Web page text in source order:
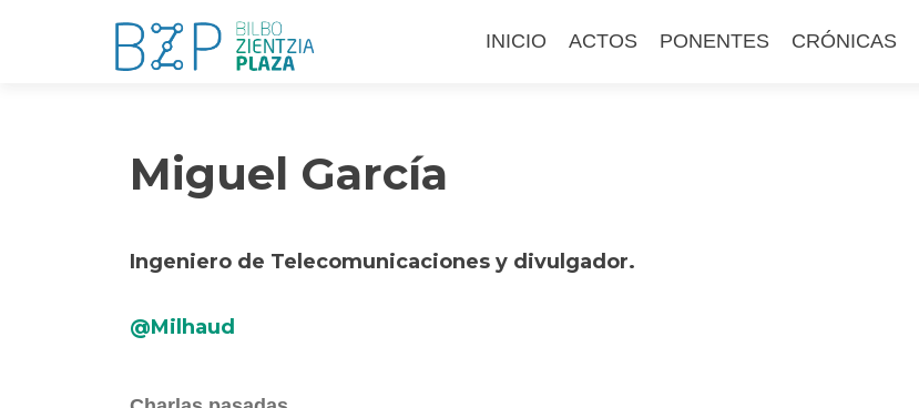
al
INICIO ACTOS PONENTES CRÓNICAS
Miguel García
Ingeniero de Telecomunicaciones y divulgador.
@Milhaud